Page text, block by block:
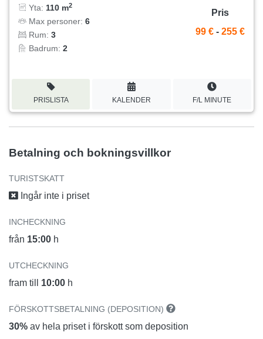
Yta: 110 m2
Max personer: 6
Rum: 3
Badrum: 2
Pris
99 € - 255 €
PRISLISTA KALENDER F/L MINUTE
Betalning och bokningsvillkor
TURISTSKATT
Ingår inte i priset
INCHECKNING
från 15:00 h
UTCHECKNING
fram till 10:00 h
FÖRSKOTTSBETALNING (DEPOSITION)
30% av hela priset i förskott som deposition